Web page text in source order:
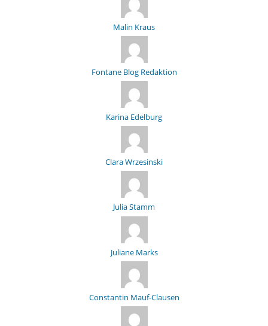
Malin Kraus
Fontane Blog Redaktion
Karina Edelburg
Clara Wrzesinski
Julia Stamm
Juliane Marks
Constantin Mauf-Clausen